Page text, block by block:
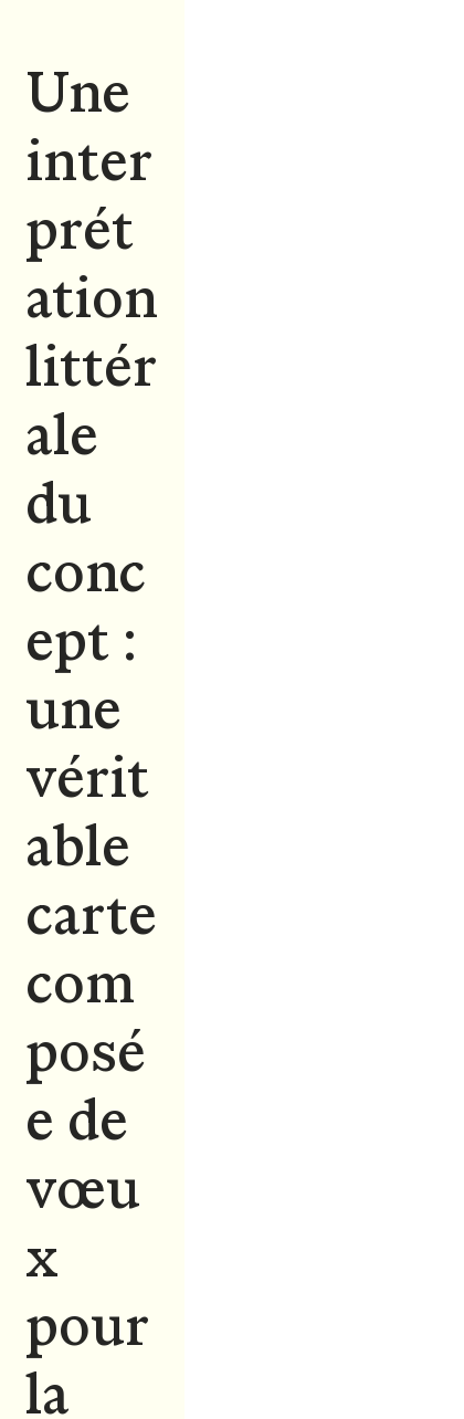
Une
inter
prét
ation
littér
ale
du
conc
ept :
une
vérit
able
carte
com
posé
e de
vœu
x
pour
la